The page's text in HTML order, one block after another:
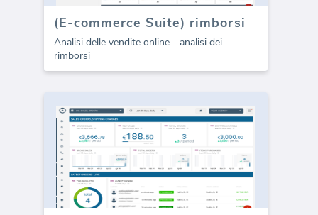
(E-commerce Suite) rimborsi
Analisi delle vendite online - analisi dei
rimborsi